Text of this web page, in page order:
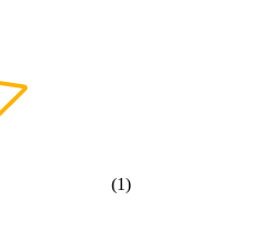
(1)